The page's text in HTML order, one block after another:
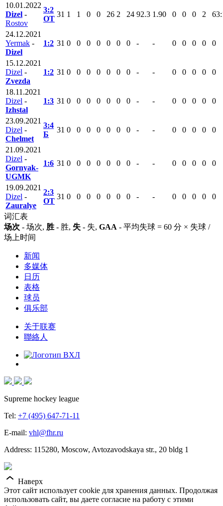
10.01.2022
Dizel -
Rostov
3:2
ОТ
31 1 1 0 0 26 2 24 92.3 1.90 0 0 0 2
24.12.2021
Yermak -
Dizel
1:2 31 0 0 0 0 0 0 0 - - 0 0 0 0 0
15.12.2021
Dizel -
Zvezda
1:2 31 0 0 0 0 0 0 0 - - 0 0 0 0 0
18.11.2021
Dizel -
Izhstal
1:3 31 0 0 0 0 0 0 0 - - 0 0 0 0 0
23.09.2021
Dizel -
Chelmet
3:4
Б
31 0 0 0 0 0 0 0 - - 0 0 0 0 0
21.09.2021
Dizel -
Gornyak-
UGMK
1:6 31 0 0 0 0 0 0 0 - - 0 0 0 0 0
19.09.2021
Dizel -
Zauralye
2:3
ОТ
31 0 0 0 0 0 0 0 - - 0 0 0 0 0
词汇表
场次 - 场次, 胜 - 胜, 失 - 失, GAA - 平均失球 = 60 分 × 失球 /
场上时间
新闻
多媒体
日历
表格
球员
俱乐部
关于联赛
聯絡人
Supreme hockey league
Tel: +7 (495) 647-71-11
E-mail: vhl@fhr.ru
Address: 115280, Moscow, Avtozavodskaya str., 20 bldg 1
Наверх
Этот сайт использует cookie для хранения данных. Продолжая
использовать сайт, вы даете согласие на работу с этими